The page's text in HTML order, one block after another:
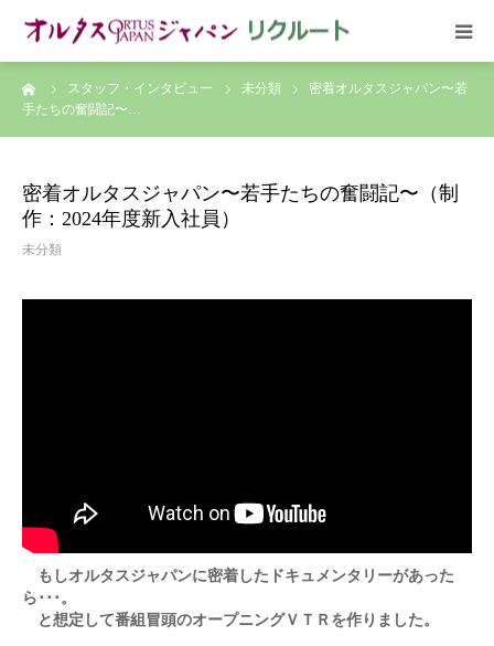
スタッフ・インタビュー 未分類
密着オルタスジャパン〜若
手たちの奮闘記〜…
密着オルタスジャパン〜若手たちの奮闘記〜（制
作：2024年度新入社員）
未分類
もしオルタスジャパンに密着したドキュメンタリーがあった
ら･･･。
と想定して番組冒頭のオープニングＶＴＲを作りました。
HOME
作品リスト